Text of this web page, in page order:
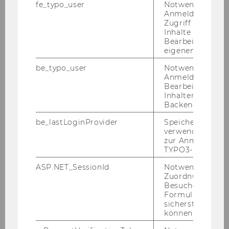
Wann: Don­ners­tag, 13. Juni ab 15 Uhr
Wo: Cam­pus WU, Welt­han­dels­platz 1, 1020
Pres­se­kon­takt:
E-​Mail:
me­la­nie.ha­cker@wu.ac.at
Presseaussendungen
fe_typo_user
Notwendig für
Anmeldung und
Zugriff auf
Inhalte oder zur
Bearbeitung des
eigenen Profils.
be_typo_user
Notwendig für
Anmeldung und
Bearbeitung von
Inhalten im
Backend.
be_lastLoginProvider
Speichert die
verwendete
zur Anmeldung
TYPO3-Backend.
ASP.NET_SessionId
Notwendig, um
Zuordnung von
Besucher zu
sicherstellen zu
können.